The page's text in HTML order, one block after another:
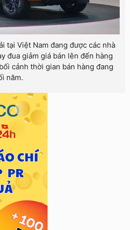
tại Việt Nam đang được các nhà
đua giảm giá bán lên đến hàng
cảnh thời gian bán hàng đang
năm.